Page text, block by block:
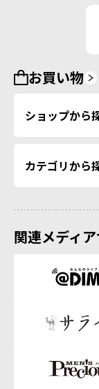
お買い物
ショップから
カテゴリから
関連メディ